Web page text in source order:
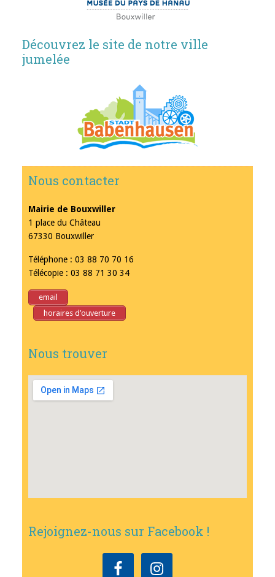
Découvrez le site de notre ville
jumelée
Nous contacter
Mairie de Bouxwiller
1 place du Château
67330 Bouxwiller
Téléphone : 03 88 70 70 16
Télécopie : 03 88 71 30 34
email
horaires d’ouverture
Nous trouver
Rejoignez-nous sur Facebook !